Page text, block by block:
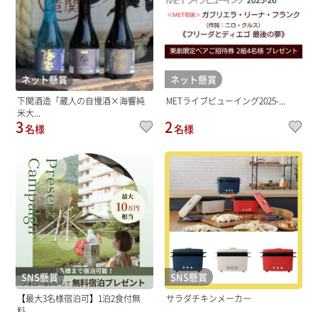
ネット懸賞
下関酒造「蔵人の自慢酒×海響純
米大...
3名様
ネット懸賞
METライブビューイング2025-...
2名様
SNS懸賞
【最大3名様宿泊可】1泊2食付無
SNS懸賞
サラダチキンメーカー